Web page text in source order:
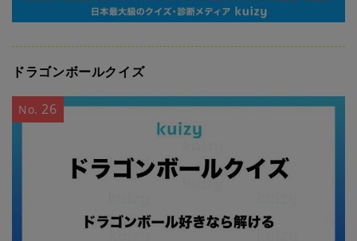
ドラゴンボールクイズ
No. 26